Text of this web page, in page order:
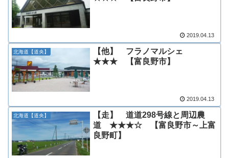
2019.04.13
北海道【道央】
【他】 フラノマルシェ
★★★ 【富良野市】
2019.04.13
北海道【道央】
【走】 道道298号線と周辺農
道 ★★★☆ 【富良野市～上富
良野町】